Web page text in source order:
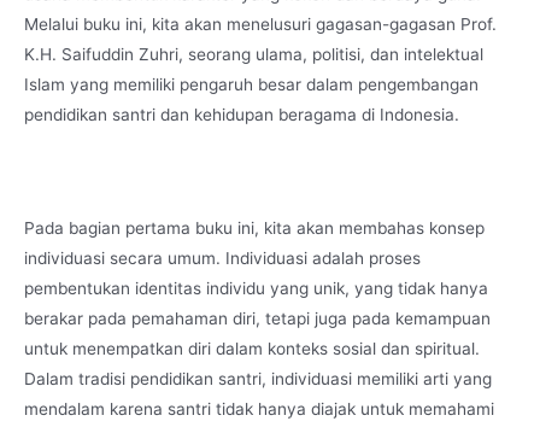
Melalui buku ini, kita akan menelusuri gagasan-gagasan Prof.
K.H. Saifuddin Zuhri, seorang ulama, politisi, dan intelektual
Islam yang memiliki pengaruh besar dalam pengembangan
pendidikan santri dan kehidupan beragama di Indonesia.
Pada bagian pertama buku ini, kita akan membahas konsep
individuasi secara umum. Individuasi adalah proses
pembentukan identitas individu yang unik, yang tidak hanya
berakar pada pemahaman diri, tetapi juga pada kemampuan
untuk menempatkan diri dalam konteks sosial dan spiritual.
Dalam tradisi pendidikan santri, individuasi memiliki arti yang
mendalam karena santri tidak hanya diajak untuk memahami